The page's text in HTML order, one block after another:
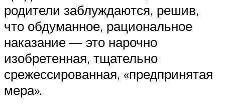
родители заблуждаются, решив,
что обдуманное, рациональное
наказание — это нарочно
изобретенная, тщательно
срежессированная, «предпринятая
мера».